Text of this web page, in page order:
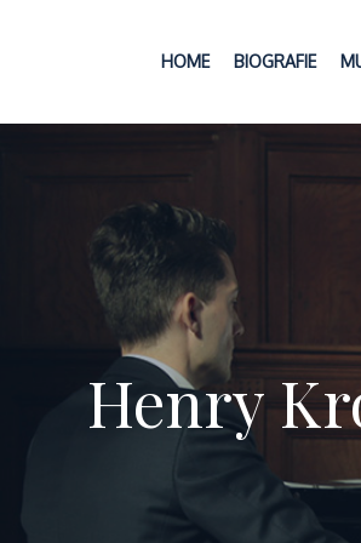
HOME BIOGRAFIE
Henry